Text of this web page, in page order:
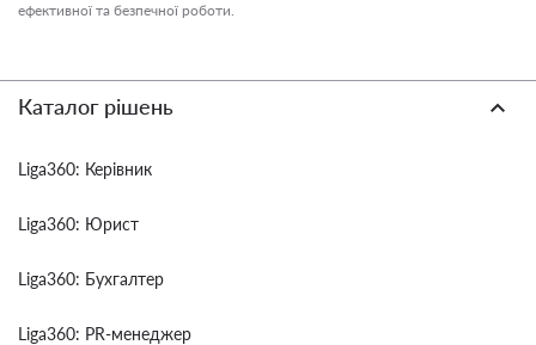
ефективної та безпечної роботи.
Каталог рішень
Liga360: Керівник
Liga360: Юрист
Liga360: Бухгалтер
Liga360: PR-менеджер